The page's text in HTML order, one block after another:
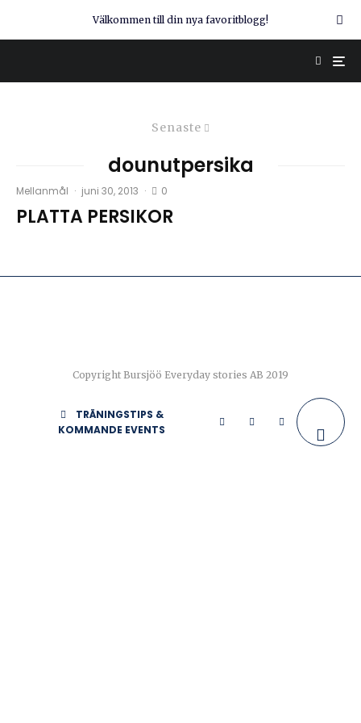
Välkommen till din nya favoritblogg!
Senaste
dounutpersika
Mellanmål · juni 30, 2013 · 0
PLATTA PERSIKOR
Copyright Bursjöö Everyday stories AB 2019
TRÄNINGSTIPS &
KOMMANDE EVENTS